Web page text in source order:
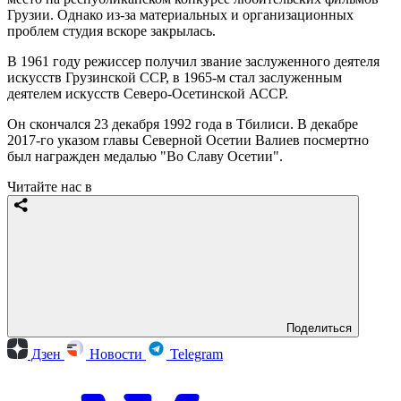
Грузии. Однако из-за материальных и организационных
проблем студия вскоре закрылась.
В 1961 году режиссер получил звание заслуженного деятеля
искусств Грузинской ССР, в 1965-м стал заслуженным
деятелем искусств Северо-Осетинской АССР.
Он скончался 23 декабря 1992 года в Тбилиси. В декабре
2017-го указом главы Северной Осетии Валиев посмертно
был награжден медалью "Во Славу Осетии".
Читайте нас в
Поделиться
Дзен Новости Telegram